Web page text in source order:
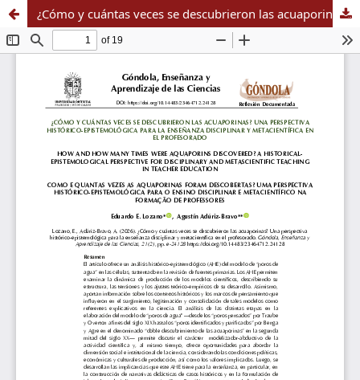
¿Cómo y cuántas veces se descubrieron las acuaporinas? Una perspectiva histórico-epistemológica para la enseñanza disciplinar y metacientífica en el profesorado